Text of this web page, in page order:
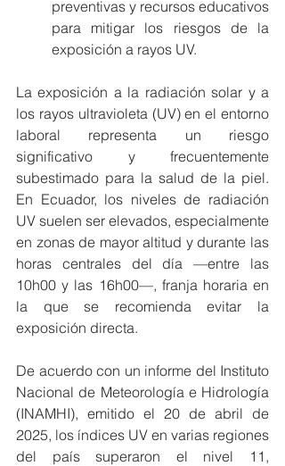
preventivas y recursos educativos
para mitigar los riesgos de la
exposición a rayos UV.
La exposición a la radiación solar y a
los rayos ultravioleta (UV) en el entorno
laboral representa un riesgo
significativo y frecuentemente
subestimado para la salud de la piel.
En Ecuador, los niveles de radiación
UV suelen ser elevados, especialmente
en zonas de mayor altitud y durante las
horas centrales del día —entre las
10h00 y las 16h00—, franja horaria en
la que se recomienda evitar la
exposición directa.
De acuerdo con un informe del Instituto
Nacional de Meteorología e Hidrología
(INAMHI), emitido el 20 de abril de
2025, los índices UV en varias regiones
del país superaron el nivel 11,